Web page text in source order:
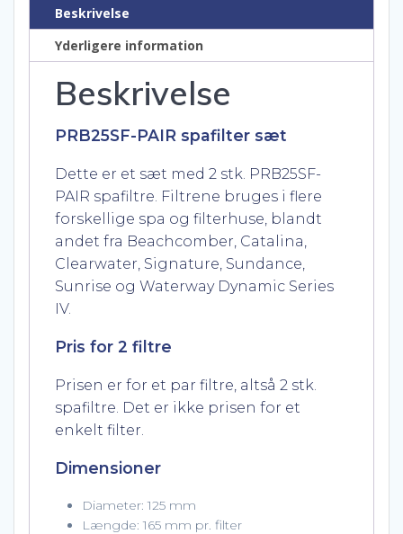
(PRB25SF-
PAIR)
Beskrivelse
Yderligere information
Beskrivelse
PRB25SF-PAIR spafilter sæt
Dette er et sæt med 2 stk. PRB25SF-
PAIR spafiltre. Filtrene bruges i flere
forskellige spa og filterhuse, blandt
andet fra Beachcomber, Catalina,
Clearwater, Signature, Sundance,
Sunrise og Waterway Dynamic Series
IV.
Pris for 2 filtre
Prisen er for et par filtre, altså 2 stk.
spafiltre. Det er ikke prisen for et
enkelt filter.
Dimensioner
Diameter: 125 mm
Længde: 165 mm pr. filter